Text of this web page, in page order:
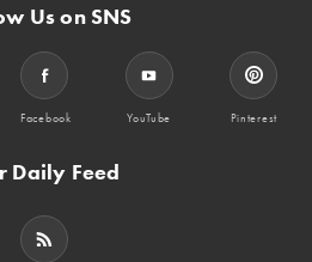
Us on SNS
Facebook YouTube Pinterest
Daily Feed